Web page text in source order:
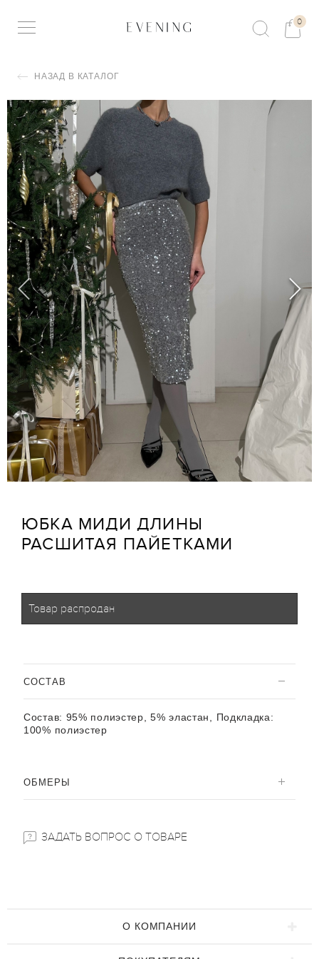
0
НАЗАД В КАТАЛОГ
ЮБКА МИДИ ДЛИНЫ
РАСШИТАЯ ПАЙЕТКАМИ
Товар распродан
CОСТАВ
Состав: 95% полиэстер, 5% эластан, Подкладка:
100% полиэстер
ОБМЕРЫ
ЗАДАТЬ ВОПРОС О ТОВАРЕ
О КОМПАНИИ